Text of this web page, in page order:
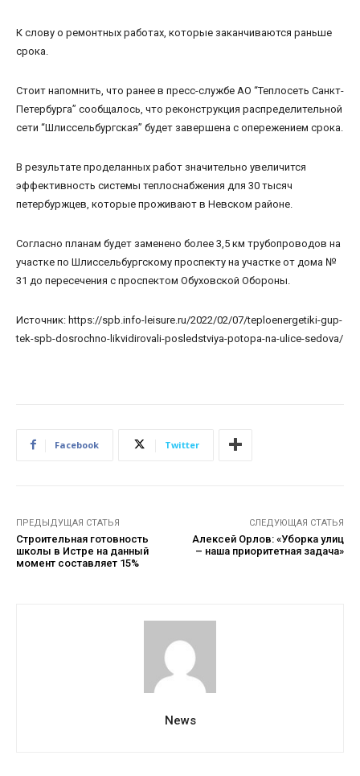
К слову о ремонтных работах, которые заканчиваются раньше
срока.
Стоит напомнить, что ранее в пресс-службе АО “Теплосеть Санкт-
Петербурга” сообщалось, что реконструкция распределительной
сети “Шлиссельбургская” будет завершена с опережением срока.
В результате проделанных работ значительно увеличится
эффективность системы теплоснабжения для 30 тысяч
петербуржцев, которые проживают в Невском районе.
Согласно планам будет заменено более 3,5 км трубопроводов на
участке по Шлиссельбургскому проспекту на участке от дома №
31 до пересечения с проспектом Обуховской Обороны.
Источник: https://spb.info-leisure.ru/2022/02/07/teploenergetiki-gup-
tek-spb-dosrochno-likvidirovali-posledstviya-potopa-na-ulice-sedova/
Facebook Twitter
ПРЕДЫДУЩАЯ СТАТЬЯ
Строительная готовность
школы в Истре на данный
момент составляет 15%
СЛЕДУЮЩАЯ СТАТЬЯ
Алексей Орлов: «Уборка улиц
– наша приоритетная задача»
News